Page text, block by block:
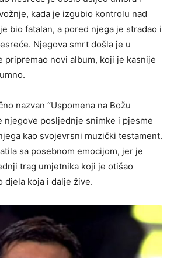
kada je izgubio kontrolu nad
bio fatalan, a pored njega je stradao i
Njegova smrt došla je u
pripremao novi album, koji je kasnije
nazvan “Uspomena na Božu
njegove posljednje snimke i pjesme
kao svojevrsni muzički testament.
sa posebnom emocijom, jer je
trag umjetnika koji je otišao
djela koja i dalje žive.